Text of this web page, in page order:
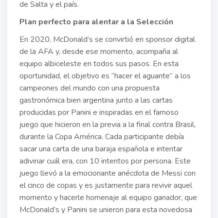
de Salta y el país.
Plan perfecto para alentar a la Selección
En 2020, McDonald’s se convirtió en sponsor digital
de la AFA y, desde ese momento, acompaña al
equipo albiceleste en todos sus pasos. En esta
oportunidad, el objetivo es “hacer el aguante” a los
campeones del mundo con una propuesta
gastronómica bien argentina junto a las cartas
producidas por Panini e inspiradas en el famoso
juego que hicieron en la previa a la final contra Brasil,
durante la Copa América. Cada participante debía
sacar una carta de una baraja española e intentar
adivinar cuál era, con 10 intentos por persona. Este
juego llevó a la emocionante anécdota de Messi con
el cinco de copas y es justamente para revivir aquel
momento y hacerle homenaje al equipo ganador, que
McDonald’s y Panini se unieron para esta novedosa